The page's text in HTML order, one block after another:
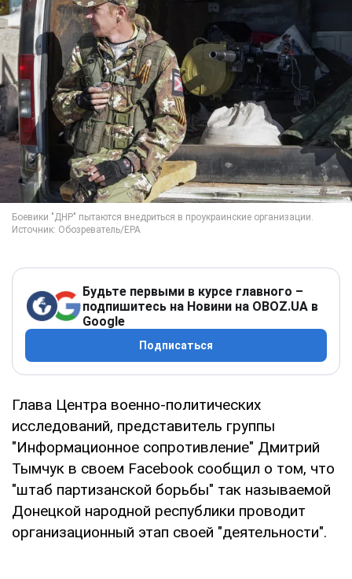
Будьте первыми в курсе главного –
подпишитесь на Новини на OBOZ.UA в
Google
Подписаться
Глава Центра военно-политических
исследований, представитель группы
"Информационное сопротивление" Дмитрий
Тымчук в своем Facebook сообщил о том, что
"штаб партизанской борьбы" так называемой
Донецкой народной республики проводит
организационный этап своей "деятельности".